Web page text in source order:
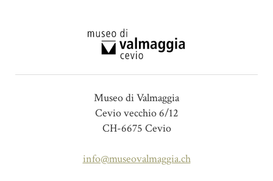
Museo di Valmaggia
Cevio vecchio 6/12
CH-6675 Cevio
info@museovalmaggia.ch